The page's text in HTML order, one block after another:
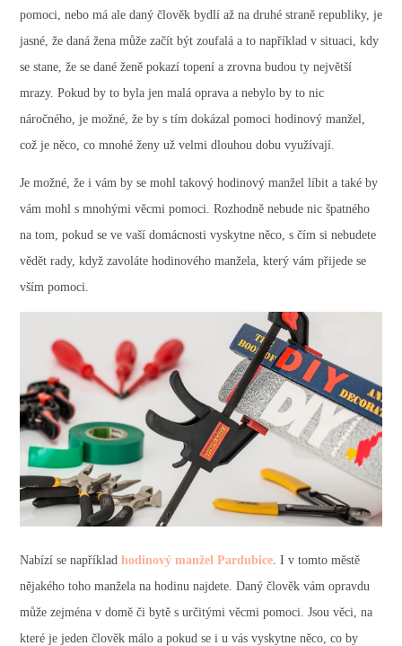
pomoci, nebo má ale daný člověk bydlí až na druhé straně republiky, je
jasné, že daná žena může začít být zoufalá a to například v situaci, kdy
se stane, že se dané ženě pokazí topení a zrovna budou ty největší
mrazy. Pokud by to byla jen malá oprava a nebylo by to nic
náročného, je možné, že by s tím dokázal pomoci hodinový manžel,
což je něco, co mnohé ženy už velmi dlouhou dobu využívají.
Je možné, že i vám by se mohl takový hodinový manžel líbit a také by
vám mohl s mnohými věcmi pomoci. Rozhodně nebude nic špatného
na tom, pokud se ve vaší domácnosti vyskytne něco, s čím si nebudete
vědět rady, když zavoláte hodinového manžela, který vám přijede se
vším pomoci.
Nabízí se například hodinový manžel Pardubice. I v tomto městě
nějakého toho manžela na hodinu najdete. Daný člověk vám opravdu
může zejména v domě či bytě s určitými věcmi pomoci. Jsou věci, na
které je jeden člověk málo a pokud se i u vás vyskytne něco, co by